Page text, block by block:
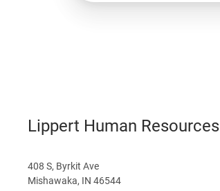
Lippert Human Resources
408 S, Byrkit Ave
Mishawaka, IN 46544